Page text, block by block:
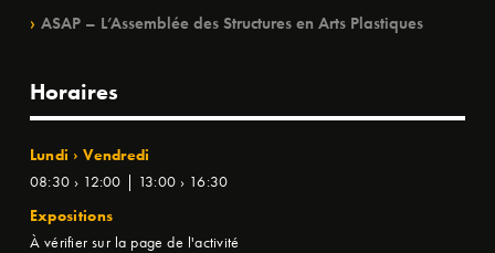
ASAP – L’Assemblée des Structures en Arts Plastiques
Horaires
Lundi › Vendredi
08:30 › 12:00 | 13:00 › 16:30
Expositions
À vérifier sur la page de l'activité